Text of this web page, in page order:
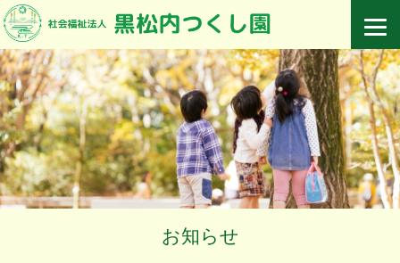
お知らせ